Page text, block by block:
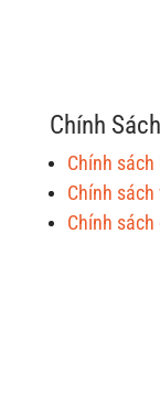
Chính Sách
Chính
Chính
Chính